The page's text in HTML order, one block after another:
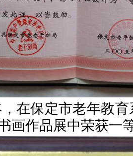
保定市老年教育
画作品展中荣获一